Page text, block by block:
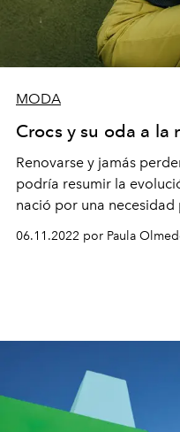
MODA
Crocs y su oda a la
Renovarse y jamás
podría resumir la
nació por una necesidad
06.11.2022 por Paula